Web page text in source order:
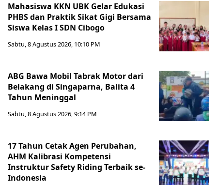
Mahasiswa KKN UBK Gelar Edukasi
PHBS dan Praktik Sikat Gigi Bersama
Siswa Kelas I SDN Cibogo
Sabtu, 8 Agustus 2026, 10:10 PM
ABG Bawa Mobil Tabrak Motor dari
Belakang di Singaparna, Balita 4
Tahun Meninggal
Sabtu, 8 Agustus 2026, 9:14 PM
17 Tahun Cetak Agen Perubahan,
AHM Kalibrasi Kompetensi
Instruktur Safety Riding Terbaik se-
Indonesia